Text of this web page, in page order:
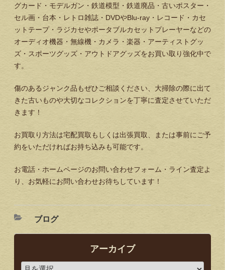
グカード・モデルガン・鉄道模型・鉄道廃品・古いポスター・
セル画・台本・レトロ雑誌・DVDやBlu-ray・レコード・カセ
ットテープ・ラジカセやポータブルカセットプレーヤーなどの
オーディオ機器・無線機・カメラ・楽器・アーティストグッ
ズ・スポーツグッズ・アウトドアグッズをお買い取り強化中で
す。
傷のあるジャンク品もぜひご相談ください、大掃除の際に出て
きた古いものや大切なコレクションを丁寧に査定させていただ
きます！
お買取り方法は宅配買取もしくは出張買取、または事前にご予
約をいただければお持ち込みも可能です。
お電話・ホームページのお問い合わせフォーム・ライン査定よ
り、お気軽にお問い合わせお待ちしています！
ブログ
アーカイブ